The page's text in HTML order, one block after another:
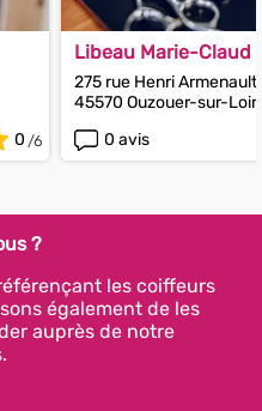
0
Libeau Marie-Claud
275 rue Henri Armenault
45570 Ouzouer-sur-
0 avis
?
les coiffeurs
également de les
auprès de notre